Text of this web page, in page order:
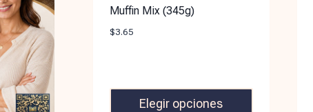
Muffin Mix (345g)
$3.65
Elegir opciones